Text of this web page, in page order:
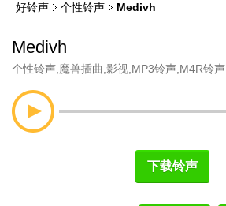
好铃声 个性铃声 Medivh
Medivh
个性铃声 魔兽插曲 影视 MP3铃声 M4R铃声
下载铃声